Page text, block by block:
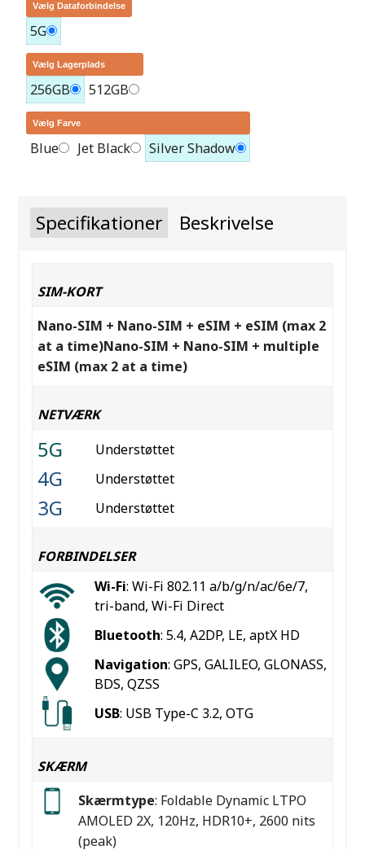
Vælg Dataforbindelse
5G
Vælg Lagerplads
256GB 512GB
Vælg Farve
Blue Jet Black Silver Shadow
Specifikationer Beskrivelse
SIM-KORT
Nano-SIM + Nano-SIM + eSIM + eSIM (max 2
at a time)Nano-SIM + Nano-SIM + multiple
eSIM (max 2 at a time)
NETVÆRK
5G Understøttet
4G Understøttet
3G Understøttet
FORBINDELSER
Wi-Fi: Wi-Fi 802.11 a/b/g/n/ac/6e/7,
tri-band, Wi-Fi Direct
Bluetooth: 5.4, A2DP, LE, aptX HD
Navigation: GPS, GALILEO, GLONASS,
BDS, QZSS
USB: USB Type-C 3.2, OTG
SKÆRM
Skærmtype: Foldable Dynamic LTPO
AMOLED 2X, 120Hz, HDR10+, 2600 nits
(peak)